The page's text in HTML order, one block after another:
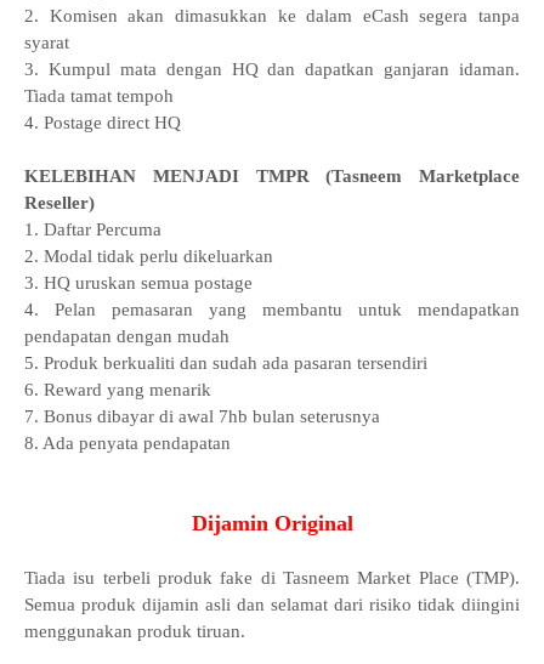
2. Komisen akan dimasukkan ke dalam eCash segera tanpa
syarat
3. Kumpul mata dengan HQ dan dapatkan ganjaran idaman.
Tiada tamat tempoh
4. Postage direct HQ
KELEBIHAN MENJADI TMPR (Tasneem Marketplace
Reseller)
1. Daftar Percuma
2. Modal tidak perlu dikeluarkan
3. HQ uruskan semua postage
4. Pelan pemasaran yang membantu untuk mendapatkan
pendapatan dengan mudah
5. Produk berkualiti dan sudah ada pasaran tersendiri
6. Reward yang menarik
7. Bonus dibayar di awal 7hb bulan seterusnya
8. Ada penyata pendapatan
Dijamin Original
Tiada isu terbeli produk fake di Tasneem Market Place (TMP).
Semua produk dijamin asli dan selamat dari risiko tidak diingini
menggunakan produk tiruan.